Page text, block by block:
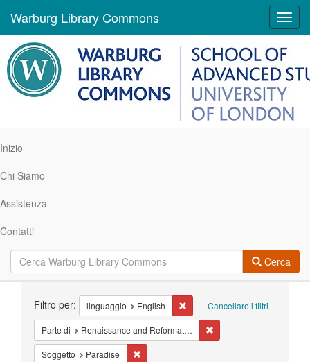
Warburg Library Commons
Inizio
Chi Siamo
Assistenza
Contatti
Cerca
Ricerca Cancellare i filtri
Filtro per: linguaggio English Cancella il filtro linguaggio:
Parte di Renaissance and Reformation = Renaissance et Réforme
Soggetto Paradise